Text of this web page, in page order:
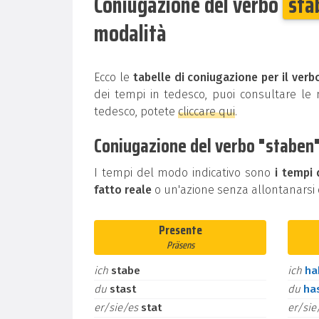
modalità
Ecco le tabelle di coniugazione per il
dei tempi in tedesco, puoi consultare le
tedesco, potete cliccare qui.
Coniugazione del verbo
I tempi del modo indicativo sono i tempi
fatto reale o un'azione senza
Presente
Präsens
ich stabe
du stast
er/sie/es stat
ich
du
er/